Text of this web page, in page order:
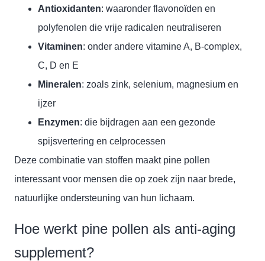
Antioxidanten: waaronder flavonoïden en
polyfenolen die vrije radicalen neutraliseren
Vitaminen: onder andere vitamine A, B-complex,
C, D en E
Mineralen: zoals zink, selenium, magnesium en
ijzer
Enzymen: die bijdragen aan een gezonde
spijsvertering en celprocessen
Deze combinatie van stoffen maakt pine pollen
interessant voor mensen die op zoek zijn naar brede,
natuurlijke ondersteuning van hun lichaam.
Hoe werkt pine pollen als anti-aging
supplement?